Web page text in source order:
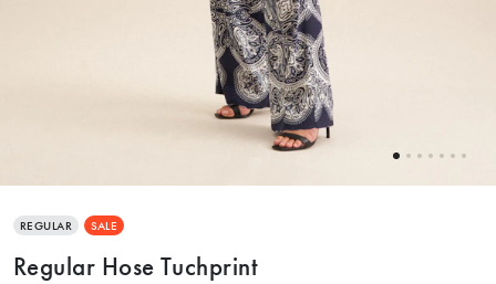
REGULAR SALE
Regular Hose Tuchprint